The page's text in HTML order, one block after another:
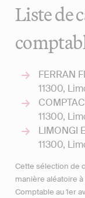
Liste de
FERRAN
11300,
11300,
LIMONGI
11300,
Cette sélection de
manière aléatoire
Comptable au 1er